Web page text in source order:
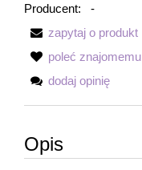
Producent:
-
zapytaj o produkt
poleć znajomemu
dodaj opinię
Opis